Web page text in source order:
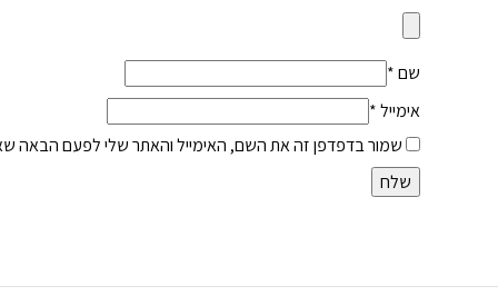
שם*
אימייל*
שמור בדפדפן זה את השם, האימייל והאתר שלי לפעם הבאה